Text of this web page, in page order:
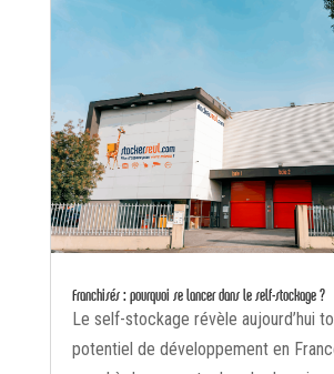
Franchisés : pourquoi se lancer dans le self-stockage ?
Le self-stockage révèle aujourd’hui
potentiel de développement en